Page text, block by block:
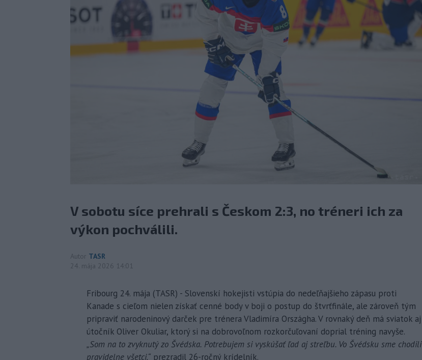
V sobotu síce prehrali s Českom 2:3, no tréneri ich za
výkon pochválili.
Autor TASR
24. mája 2026 14:01
Fribourg 24. mája (TASR) - Slovenskí hokejisti vstúpia do nedeľňajšieho zápasu proti
Kanade s cieľom nielen získať cenné body v boji o postup do štvrťfinále, ale zároveň tým
pripraviť narodeninový darček pre trénera Vladimíra Országha. V rovnaký deň má sviatok aj
útočník Oliver Okuliar, ktorý si na dobrovoľnom rozkorčuľovaní doprial tréning navyše.
„Som na to zvyknutý zo Švédska. Potrebujem si vyskúšať ľad aj streľbu. Vo Švédsku sme chodili
pravidelne všetci,“ prezradil 26-ročný krídelník.